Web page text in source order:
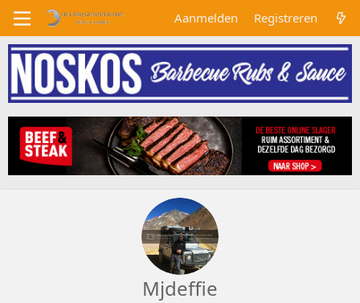
Aanmelden Registreren
Mjdeffie